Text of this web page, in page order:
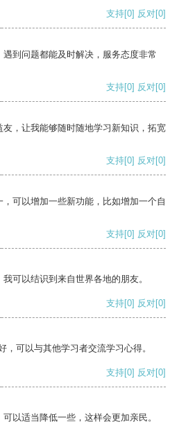
支持[0] 反对[0]
到问题都能及时解决，服务态度非常
支持[0] 反对[0]
，让我能够随时随地学习新知识，拓宽
支持[0] 反对[0]
可以增加一些新功能，比如增加一个自
支持[0] 反对[0]
可以结识到来自世界各地的朋友。
支持[0] 反对[0]
，可以与其他学习者交流学习心得。
支持[0] 反对[0]
以适当降低一些，这样会更加亲民。